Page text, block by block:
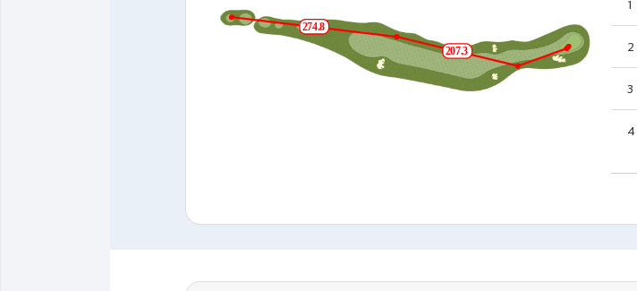
274.8
207.3
1
2
3
4